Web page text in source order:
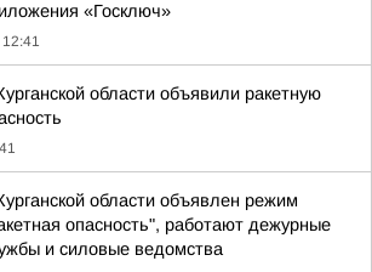
«Госключ»
12:41
области объявили ракетную
области объявлен режим
опасность", работают дежурные
и силовые ведомства